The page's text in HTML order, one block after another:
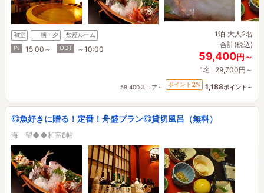
和室 朝・夕
禁煙ルーム
IN
15:00～ OUT ～10:00
1泊 大人2名
合計(税込)
59,400円～
1名 29,700円～
59,400スコア～ ポイント 2% 1,188ポイント～
◎魚好きに贈る！定番！舟盛プラン◎貸切風呂（無料）
海一望◆◆和室8帖